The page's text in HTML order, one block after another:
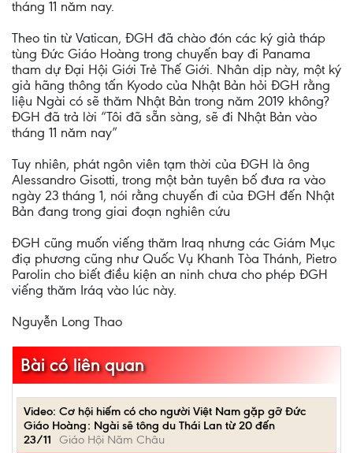
tháng 11 năm nay.
Theo tin từ Vatican, ĐGH đã chào đón các ký giả tháp
tùng Đức Giáo Hoàng trong chuyến bay đi Panama
tham dự Đại Hội Giới Trẻ Thế Giới. Nhân dịp này, một ký
giả hãng thông tấn Kyodo của Nhật Bản hỏi ĐGH rằng
liệu Ngài có sẽ thăm Nhật Bản trong năm 2019 không?
ĐGH đã trả lời “Tôi đã sẵn sàng, sẽ đi Nhật Bản vào
tháng 11 năm nay”
Tuy nhiên, phát ngôn viên tạm thời của ĐGH là ông
Alessandro Gisotti, trong một bản tuyên bố đưa ra vào
ngày 23 tháng 1, nói rằng chuyến đi của ĐGH đến Nhật
Bản đang trong giai đoạn nghiên cứu
ĐGH cũng muốn viếng thăm Iraq nhưng các Giám Mục
điạ phương cũng như Quốc Vụ Khanh Tòa Thánh, Pietro
Parolin cho biết điều kiện an ninh chưa cho phép ĐGH
viếng thăm Iráq vào lúc này.
Nguyễn Long Thao
Bài có liên quan
Video: Cơ hội hiếm có cho người Việt Nam gặp gỡ Đức
Giáo Hoàng: Ngài sẽ tông du Thái Lan từ 20 đến
23/11
Giáo Hội Năm Châu